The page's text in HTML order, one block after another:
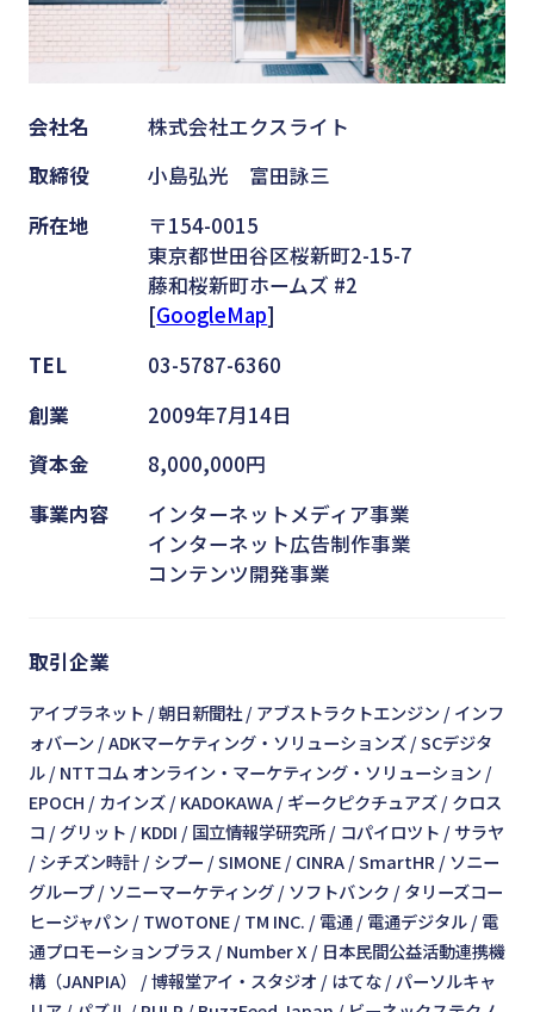
会社名
株式会社エクスライト
取締役
小島弘光 富田詠三
所在地
〒154-0015
東京都世田谷区桜新町2-15-7
藤和桜新町ホームズ #2
[GoogleMap]
TEL
03-5787-6360
創業
2009年7月14日
資本金
8,000,000円
事業内容
インターネットメディア事業
インターネット広告制作事業
コンテンツ開発事業
取引企業
アイプラネット 朝日新聞社 アブストラクトエンジン
インフ
ォバーン ADKマーケティング・ソリューションズ SCデジタ
ル
NTTコム オンライン・マーケティング・ソリューション
EPOCH
カインズ KADOKAWA ギークピクチュアズ
クロス
コ
グリット KDDI 国立情報学研究所 コパイロツト
サラヤ
シチズン時計
シプー SIMONE CINRA SmartHR
ソニー
グループ
ソニーマーケティング ソフトバンク
タリーズコー
ヒージャパン
TWOTONE TM INC. 電通 電通デジタル
電
通プロモーションプラス
Number X
日本民間公益活動連携機
構（JANPIA）
博報堂アイ・スタジオ はてな
パーソルキャ